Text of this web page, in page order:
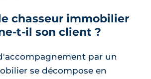
chasseur immobilier
t-il son client ?
par un
se décompose en